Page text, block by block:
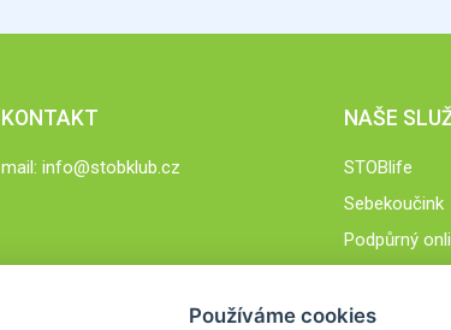
KONTAKT
mail: info@stobklub.cz
NAŠE
STOBlife
Sebekoučink
Podpůrný
Používáme cookies